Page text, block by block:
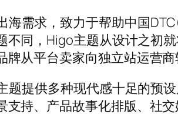
需求，致力于帮助中国
同，Higo主题从设计之初
从平台卖家向独立站运营商
提供多种现代感十足的预
持、产品故事化排版、社